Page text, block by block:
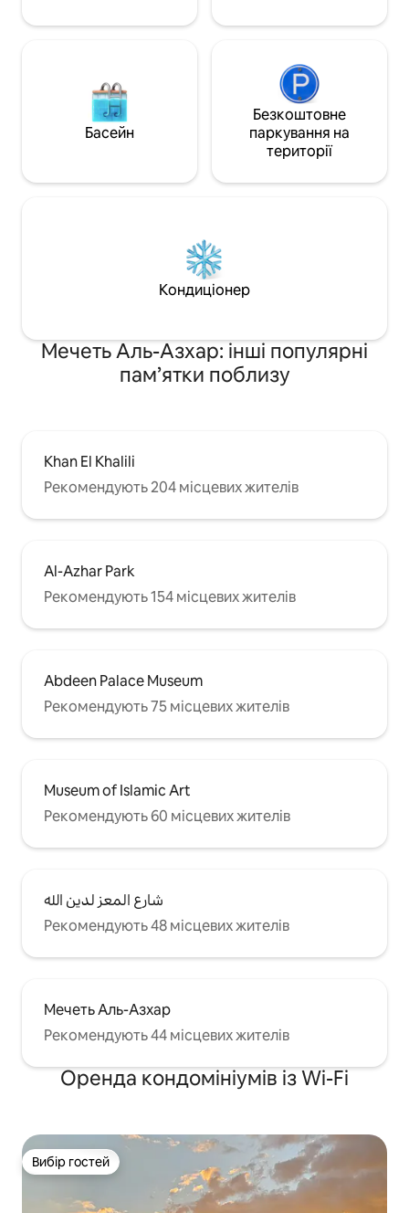
Басейн
Безкоштовне
паркування на
території
Кондиціонер
Мечеть Аль-Азхар: інші популярні
пам’ятки поблизу
Khan El Khalili
Рекомендують 204 місцевих жителів
Al-Azhar Park
Рекомендують 154 місцевих жителів
Abdeen Palace Museum
Рекомендують 75 місцевих жителів
Museum of Islamic Art
Рекомендують 60 місцевих жителів
شارع المعز لدين الله
Рекомендують 48 місцевих жителів
Мечеть Аль-Азхар
Рекомендують 44 місцевих жителів
Оренда кондомініумів із Wi-Fi
Вибір гостей
Вибір гостей